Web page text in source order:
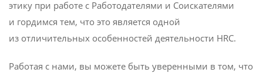
этику при работе с Работодателями и Соискателями
и гордимся тем, что это является одной
из отличительных особенностей деятельности HRC.
Работая с нами, вы можете быть уверенными в том, что